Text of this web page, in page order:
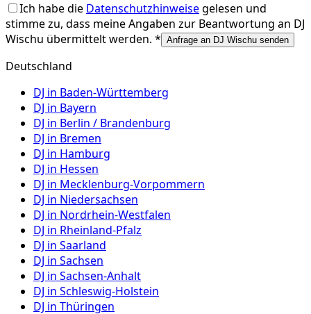
Ich habe die Datenschutzhinweisegelesen und
stimme zu, dass meine Angaben zur Beantwortung an DJ
Wischu übermittelt werden. * Anfrage an DJ Wischu senden
Deutschland
DJ in Baden-Württemberg
DJ in Bayern
DJ in Berlin / Brandenburg
DJ in Bremen
DJ in Hamburg
DJ in Hessen
DJ in Mecklenburg-Vorpommern
DJ in Niedersachsen
DJ in Nordrhein-Westfalen
DJ in Rheinland-Pfalz
DJ in Saarland
DJ in Sachsen
DJ in Sachsen-Anhalt
DJ in Schleswig-Holstein
DJ in Thüringen